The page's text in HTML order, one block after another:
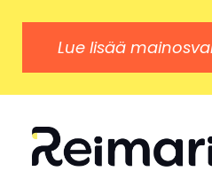
Lue lisää